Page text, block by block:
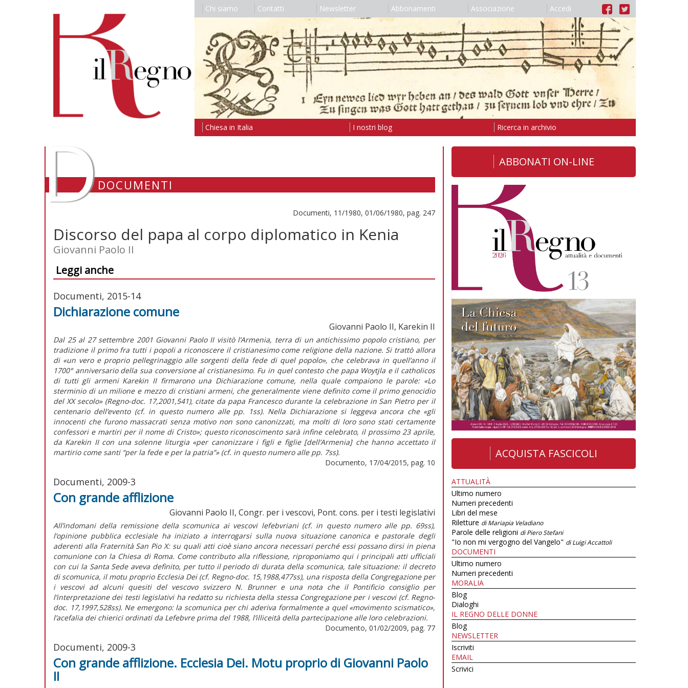
Chi siamo Contatti Newsletter Abbonamenti Associazione Accedi
Chiesa in Italia I nostri blog Ricerca in archivio
DDOCUMENTI
Documenti, 11/1980, 01/06/1980, pag. 247
Discorso del papa al corpo diplomatico in Kenia
Giovanni Paolo II
Leggi anche
Documenti, 2015-14
Dichiarazione comune
Giovanni Paolo II, Karekin II
Dal 25 al 27 settembre 2001 Giovanni Paolo II visitò l’Armenia, terra di un antichissimo popolo cristiano, per
tradizione il primo fra tutti i popoli a riconoscere il cristianesimo come religione della nazione. Si trattò allora
di «un vero e proprio pellegrinaggio alle sorgenti della fede di quel popolo», che celebrava in quell’anno il
1700° anniversario della sua conversione al cristianesimo. Fu in quel contesto che papa Woytjla e il catholicos
di tutti gli armeni Karekin II firmarono una Dichiarazione comune, nella quale compaiono le parole: «Lo
sterminio di un milione e mezzo di cristiani armeni, che generalmente viene definito come il primo genocidio
del XX secolo» (Regno-doc. 17,2001,541), citate da papa Francesco durante la celebrazione in San Pietro per il
centenario dell’evento (cf. in questo numero alle pp. 1ss). Nella Dichiarazione si leggeva ancora che «gli
innocenti che furono massacrati senza motivo non sono canonizzati, ma molti di loro sono stati certamente
confessori e martiri per il nome di Cristo»; questo riconoscimento sarà infine celebrato, il prossimo 23 aprile,
da Karekin II con una solenne liturgia «per canonizzare i figli e figlie [dell’Armenia] che hanno accettato il
martirio come santi “per la fede e per la patria”» (cf. in questo numero alle pp. 7ss).
Documento, 17/04/2015, pag. 10
Documenti, 2009-3
Con grande afflizione
Giovanni Paolo II, Congr. per i vescovi, Pont. cons. per i testi legislativi
All’indomani della remissione della scomunica ai vescovi lefebvriani (cf. in questo numero alle pp. 69ss),
l’opinione pubblica ecclesiale ha iniziato a interrogarsi sulla nuova situazione canonica e pastorale degli
aderenti alla Fraternità San Pio X: su quali atti cioè siano ancora necessari perché essi possano dirsi in piena
comunione con la Chiesa di Roma. Come contributo alla riflessione, riproponiamo qui i principali atti ufficiali
con cui la Santa Sede aveva definito, per tutto il periodo di durata della scomunica, tale situazione: il decreto
di scomunica, il motu proprio Ecclesia Dei (cf. Regno-doc. 15,1988,477ss), una risposta della Congregazione per
i vescovi ad alcuni quesiti del vescovo svizzero N. Brunner e una nota che il Pontificio consiglio per
l’interpretazione dei testi legislativi ha redatto su richiesta della stessa Congregazione per i vescovi (cf. Regno-
doc. 17,1997,528ss). Ne emergono: la scomunica per chi aderiva formalmente a quel «movimento scismatico»,
l’acefalia dei chierici ordinati da Lefebvre prima del 1988, l’illiceità della partecipazione alle loro celebrazioni.
Documento, 01/02/2009, pag. 77
Documenti, 2009-3
Con grande afflizione. Ecclesia Dei. Motu proprio di Giovanni Paolo
II
ABBONATI ON-LINE
ACQUISTA FASCICOLI
ATTUALITÀ
Ultimo numero
Numeri precedenti
Libri del mese
Riletture di Mariapia Veladiano
Parole delle religioni di Piero Stefani
"Io non mi vergogno del Vangelo" di Luigi Accattoli
DOCUMENTI
Ultimo numero
Numeri precedenti
MORALIA
Blog
Dialoghi
IL REGNO DELLE DONNE
Blog
NEWSLETTER
Iscriviti
EMAIL
Scrivici